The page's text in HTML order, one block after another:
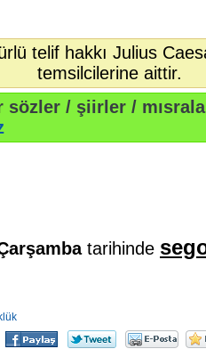
telif hakkı Julius
temsilcilerine aittir.
sözler / şiirler /
tarihinde